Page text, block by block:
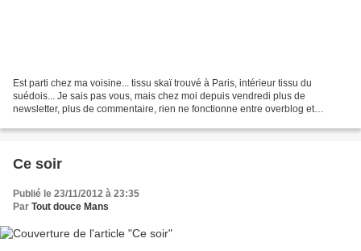
Est parti chez ma voisine... tissu skaï trouvé à Paris, intérieur tissu du
suédois... Je sais pas vous, mais chez moi depuis vendredi plus de
newsletter, plus de commentaire, rien ne fonctionne entre overblog et
Ce soir
Publié le 23/11/2012 à 23:35
Par Tout douce Mans